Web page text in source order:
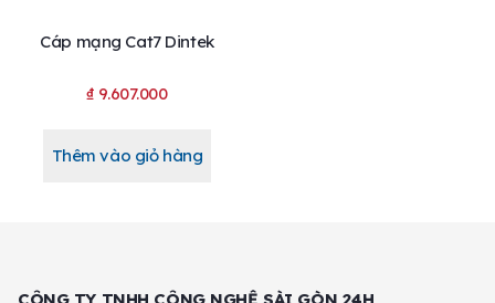
Cáp mạng Cat7 Dintek
₫9.607.000
Thêm vào giỏ hàng
CÔNG TY TNHH CÔNG NGHỆ SÀI GÒN 24H